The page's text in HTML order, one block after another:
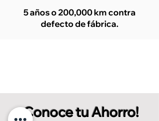
5 años o 200,000 km contra
defecto de fábrica.
¡Conoce tu Ahorro!